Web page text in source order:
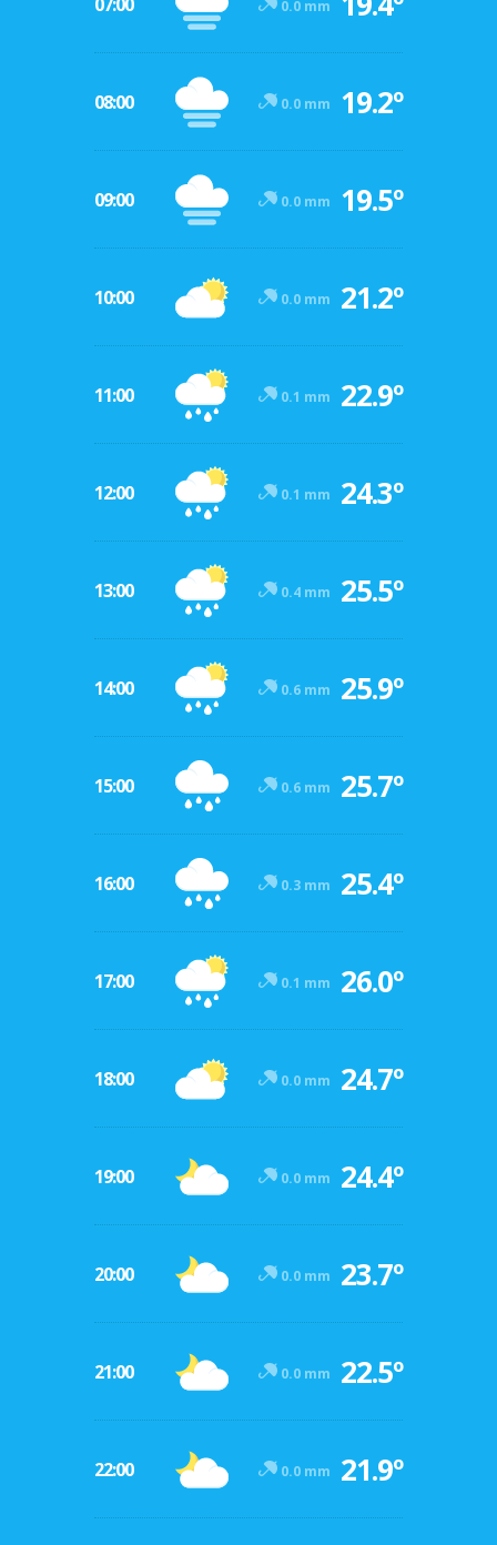
0.0 mm
08:00 0.0 mm 19.2º
09:00 0.0 mm 19.5º
10:00 0.0 mm 21.2º
11:00 0.1 mm 22.9º
12:00 0.1 mm 24.3º
13:00 0.4 mm 25.5º
14:00 0.6 mm 25.9º
15:00 0.6 mm 25.7º
16:00 0.3 mm 25.4º
17:00 0.1 mm 26.0º
18:00 0.0 mm 24.7º
19:00 0.0 mm 24.4º
20:00 0.0 mm 23.7º
21:00 0.0 mm 22.5º
22:00 0.0 mm 21.9º